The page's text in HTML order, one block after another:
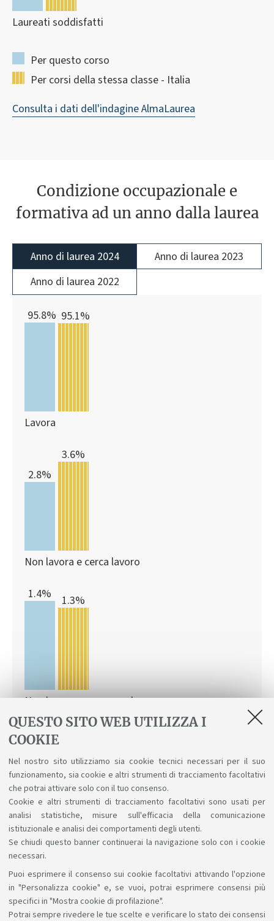
QUESTO SITO WEB UTILIZZA I
COOKIE
Nel nostro sito utilizziamo sia cookie tecnici necessari per il suo
funzionamento, sia cookie e altri strumenti di tracciamento facoltativi
che potrai attivare solo con il tuo consenso.
Cookie e altri strumenti di tracciamento facoltativi sono usati per
analisi statistiche, misure sull'efficacia della comunicazione
istituzionale e analisi dei comportamenti degli utenti.
Se chiudi questo banner continuerai la navigazione solo con i cookie
necessari.
Puoi esprimere il consenso sui cookie facoltativi attivando l'opzione
in "Personalizza cookie" e, se vuoi, potrai esprimere consensi più
specifici in "Mostra cookie di profilazione".
Potrai sempre rivedere le tue scelte e verificare lo stato dei consensi
Laureati soddisfatti
Per questo corso
Per corsi della stessa classe - Italia
Consulta i dati dell'indagine AlmaLaurea
Condizione occupazionale e
formativa ad un anno dalla laurea
Anno di laurea 2024
Anno di laurea 2023
Anno di laurea 2022
95.8% 95.1%
Lavora
2.8%
3.6%
Non lavora e cerca lavoro
1.4% 1.3%
Non lavora e non cerca lavoro
Per questo corso
Per corsi della stessa classe - Italia
Consulta i dati dell'indagine AlmaLaurea
Sosteniamo il diritto alla conoscenza
Seguici su: